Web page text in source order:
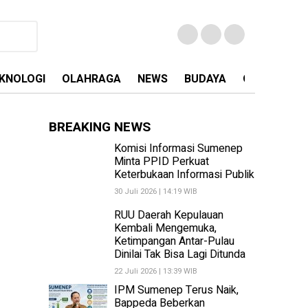
OLAHRAGA NEWS BUDAYA OPINI
BREAKING NEWS
Komisi Informasi Sumenep
Minta PPID Perkuat
Keterbukaan Informasi Publik
30 Juli 2026 | 14:19 WIB
RUU Daerah Kepulauan
Kembali Mengemuka,
Ketimpangan Antar-Pulau
Dinilai Tak Bisa Lagi Ditunda
22 Juli 2026 | 13:39 WIB
IPM Sumenep Terus Naik,
Bappeda Beberkan